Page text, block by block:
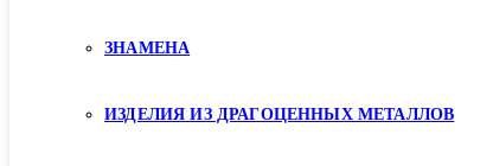
ЗНАМЕНА
ИЗДЕЛИЯ ИЗ ДРАГОЦЕННЫХ МЕТАЛЛОВ